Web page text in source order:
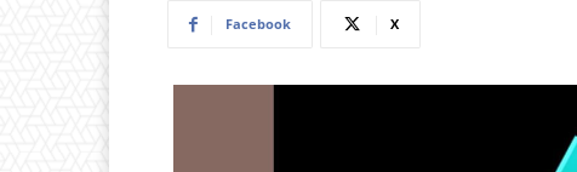
Facebook X